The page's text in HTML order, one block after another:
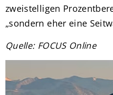
zweistelligen
„sondern eher eine
Quelle: FOCUS Online